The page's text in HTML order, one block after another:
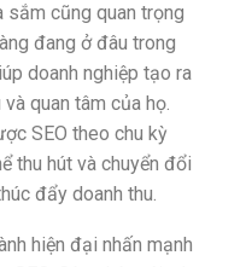
sắm cũng quan trọng
đang ở đâu trong
doanh nghiệp tạo ra
quan tâm của họ.
SEO theo chu kỳ
thu hút và chuyển đổi
đẩy doanh thu.
hiện đại nhấn mạnh